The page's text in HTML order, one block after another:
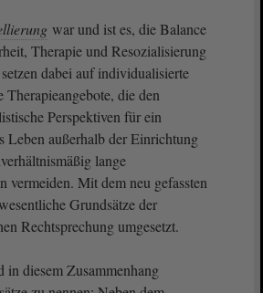
war und ist es, die Balance
Therapie und Resozialisierung
dabei auf individualisierte
Therapieangebote, die den
Perspektiven für ein
Leben außerhalb der Einrichtung
lange
vermeiden. Mit dem neu gefassten
Grundsätze der
Rechtsprechung umgesetzt.
in diesem Zusammenhang